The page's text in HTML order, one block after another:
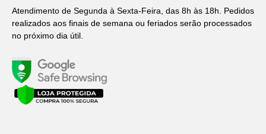
Atendimento de Segunda à Sexta-Feira, das 8h às 18h. Pedidos
realizados aos finais de semana ou feriados serão processados
no próximo dia útil.